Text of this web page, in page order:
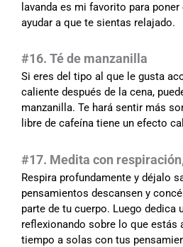
lavanda es mi favorito para
ayudar a que te sientas relajado.
#16. Té de manzanilla
Si eres del tipo al que le gusta
caliente después de la cena,
manzanilla. Te hará sentir más
libre de cafeína tiene un efecto
#17. Medita con
Respira profundamente y déjalo
pensamientos descansen y
parte de tu cuerpo. Luego dedica
reflexionando sobre lo que estás
tiempo a solas con tus